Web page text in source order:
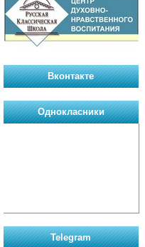
Вконтакте
Однокласники
Telegram